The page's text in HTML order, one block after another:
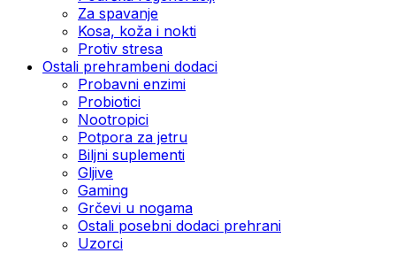
Za spavanje
Kosa, koža i nokti
Protiv stresa
Ostali prehrambeni dodaci
Probavni enzimi
Probiotici
Nootropici
Potpora za jetru
Biljni suplementi
Gljive
Gaming
Grčevi u nogama
Ostali posebni dodaci prehrani
Uzorci